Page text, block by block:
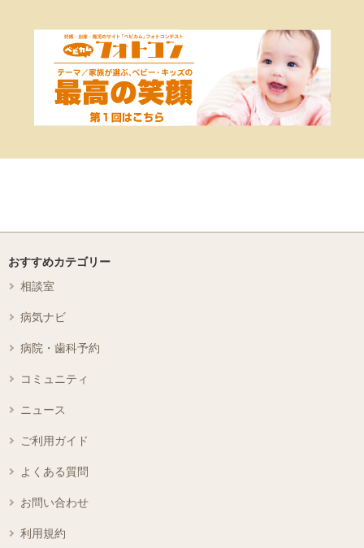
おすすめカテゴリー
相談室
病気ナビ
病院・歯科予約
コミュニティ
ニュース
ご利用ガイド
よくある質問
お問い合わせ
利用規約